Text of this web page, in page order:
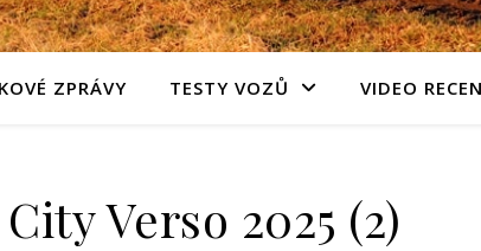
ZPRÁVY TESTY VOZŮ VIDEO
Verso 2025 (2)